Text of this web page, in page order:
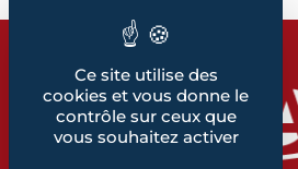
Ce site utilise des
cookies et vous donne le
contrôle sur ceux que
vous souhaitez activer